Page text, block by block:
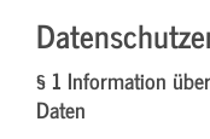
§ 1 Information
Daten